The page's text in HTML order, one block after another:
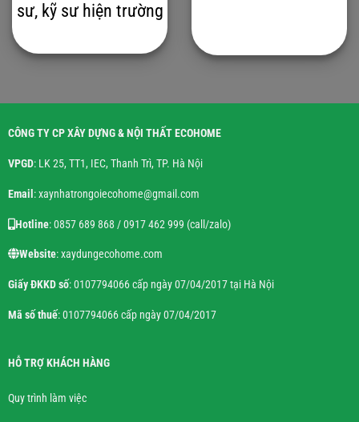
sư, kỹ sư hiện trường
CÔNG TY CP XÂY DỰNG & NỘI THẤT ECOHOME
VPGD: LK 25, TT1, IEC, Thanh Trì, TP. Hà Nội
Email : xaynhatrongoiecohome@gmail.com
Hotline: 0857 689 868 / 0917 462 999 (call/zalo)
Website: xaydungecohome.com
Giấy ĐKKD số: 0107794066 cấp ngày 07/04/2017 tại Hà Nội
Mã số thuế: 0107794066 cấp ngày 07/04/2017
HỖ TRỢ KHÁCH HÀNG
Quy trình làm việc